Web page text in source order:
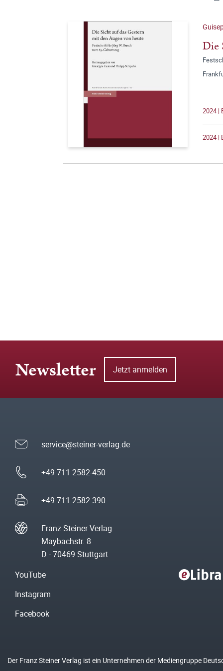
Die
2024 |
2024 |
Newsletter Jetzt anmelden
service@steiner-verlag.de
+49 711 2582-450
+49 711 2582-390
Franz Steiner Verlag
Maybachstr. 8
D - 70469 Stuttgart
YouTube
Instagram
Facebook
Der Franz Steiner Verlag ist ein Unternehmen der Mediengruppe